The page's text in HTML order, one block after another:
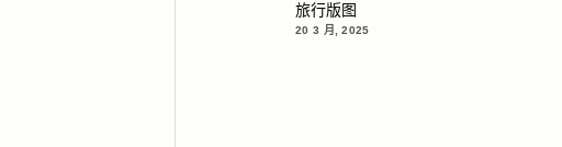
旅行版图
20 3 月, 2025